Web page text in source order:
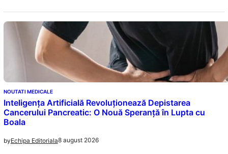
NOUTATI MEDICALE
Inteligența Artificială Revoluționează Depistarea
Cancerului Pancreatic: O Nouă Speranță în Lupta cu
Boala
byEchipa Editoriala8 august 2026